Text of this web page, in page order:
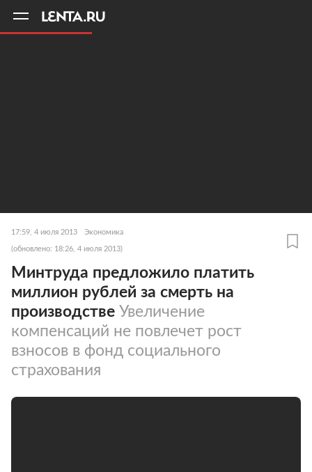
17:59, 4 июля 2013 Экономика
(обновлено: 18:26, 4 июля 2013)
Минтруда предложило платить
миллион рублей за смерть на
производстве Увеличение
компенсаций не повлечет рост
взносов в фонд социального
страхования